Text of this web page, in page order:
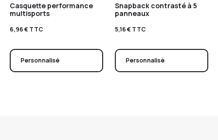
Casquette performance
multisports
6,96€TTC
Personnalisé
Snapback contrasté à 5
panneaux
5,16€TTC
Personnalisé